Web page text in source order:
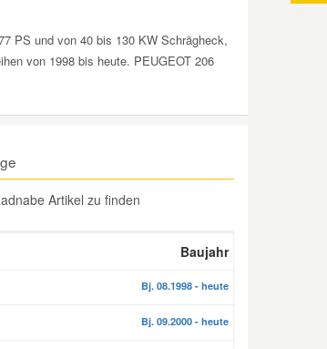
PS und von 40 bis 130 KW Schrägheck,
von 1998 bis heute. PEUGEOT 206
Artikel zu finden
Baujahr
Bj. 08.1998 - heute
Bj. 09.2000 - heute